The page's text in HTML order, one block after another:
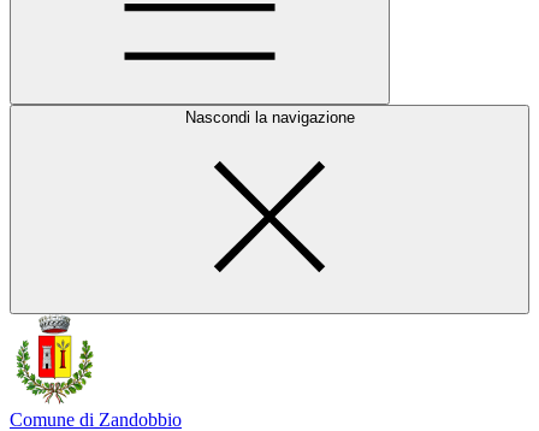
Nascondi la navigazione
Comune di Zandobbio